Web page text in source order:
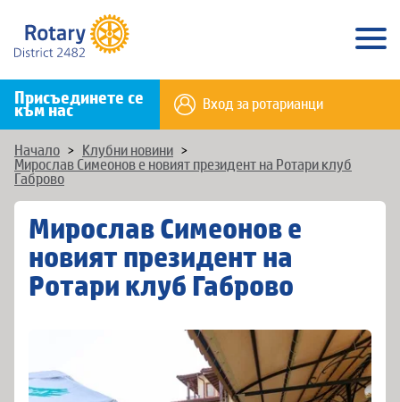
Присъединете се
към нас Вход за ротарианци
Начало > Клубни новини >
Мирослав Симеонов е новият президент на Ротари клуб
Габрово
Мирослав Симеонов е
новият президент на
Ротари клуб Габрово